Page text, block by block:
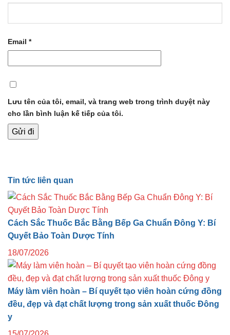
Email *
Lưu tên của tôi, email, và trang web trong trình duyệt này
cho lần bình luận kế tiếp của tôi.
Tin tức liên quan
Cách Sắc Thuốc Bắc Bằng Bếp Ga Chuẩn Đông Y: Bí
Quyết Bảo Toàn Dược Tính
18/07/2026
Máy làm viên hoàn – Bí quyết tạo viên hoàn cứng đồng
đều, đẹp và đạt chất lượng trong sản xuất thuốc Đông
y